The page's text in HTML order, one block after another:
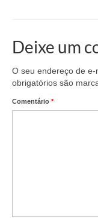
Deixe um
O seu endereço de
obrigatórios são
Comentário *